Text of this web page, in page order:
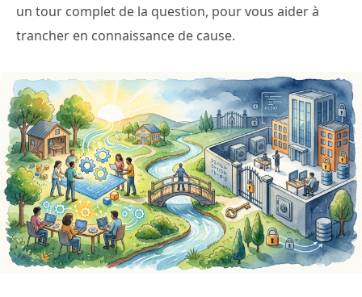
un tour complet de la question, pour vous aider à
trancher en connaissance de cause.